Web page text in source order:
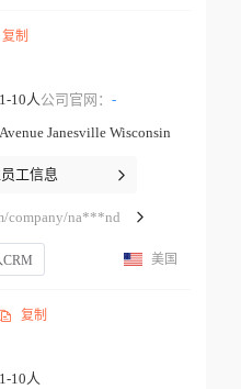
复制
1-10人公司官网： -
Janesville Wisconsin
工信息
company/na***nd
美国
复制
1-10人